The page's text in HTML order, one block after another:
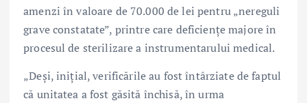
amenzi în valoare de 70.000 de lei pentru „nereguli
grave constatate”, printre care deficiențe majore în
procesul de sterilizare a instrumentarului medical.
„Deși, inițial, verificările au fost întârziate de faptul
că unitatea a fost găsită închisă, în urma